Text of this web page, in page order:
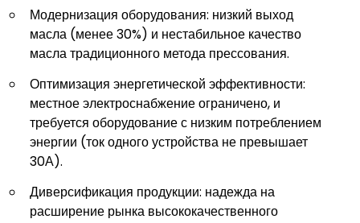
Модернизация оборудования: низкий выход
масла (менее 30%) и нестабильное качество
масла традиционного метода прессования.
Оптимизация энергетической эффективности:
местное электроснабжение ограничено, и
требуется оборудование с низким потреблением
энергии (ток одного устройства не превышает
30А).
Диверсификация продукции: надежда на
расширение рынка высококачественного